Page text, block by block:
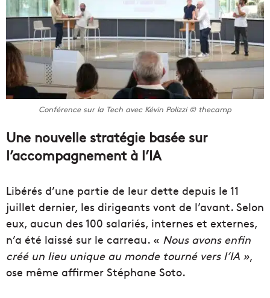
Conférence sur la Tech avec Kévin Polizzi © thecamp
Une nouvelle stratégie basée sur
l’accompagnement à l’IA
Libérés d’une partie de leur dette depuis le 11
juillet dernier, les dirigeants vont de l’avant. Selon
eux, aucun des 100 salariés, internes et externes,
n’a été laissé sur le carreau. « Nous avons enfin
créé un lieu unique au monde tourné vers l’IA »,
ose même affirmer Stéphane Soto.